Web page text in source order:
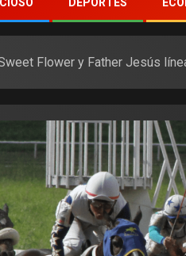
Flower y Father Jesús